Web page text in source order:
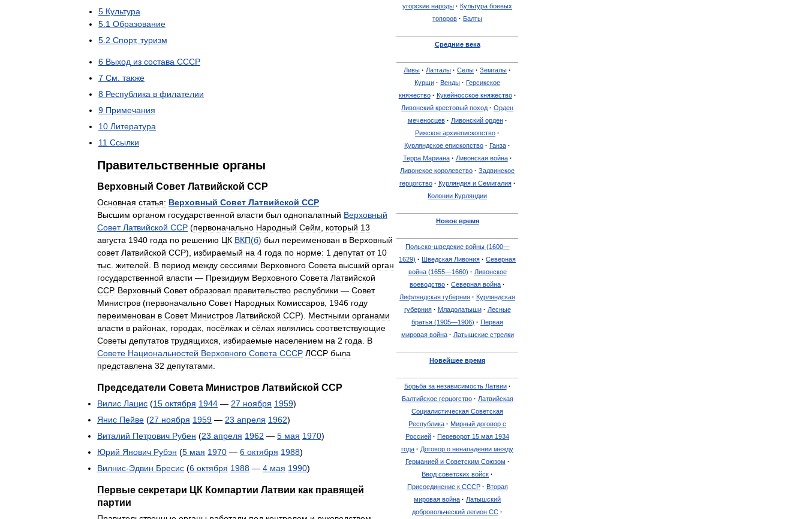
угорские народы · Культура боевых
топоров · Балты
Средние века
Ливы · Латгалы · Селы · Земгалы ·
Курши · Венды · Герсикское
княжество· Кукейносское княжество·
Ливонский крестовый поход · Орден
меченосцев· Ливонский орден·
Рижское архиепископство ·
Курляндское епископство · Ганза ·
Терра Мариана· Ливонская война·
Ливонское королевство · Задвинское
герцогство· Курляндия и Семигалия·
Колонии Курляндии
Новое время
Польско-шведские войны(1600—
1629) · Шведская Ливония · Северная
война(1655—1660) · Ливонское
воеводство · Северная война ·
Лифляндская губерния · Курляндская
губерния· Младолатыши· Лесные
братья (1905—1906) · Первая
мировая война· Латышские стрелки
Новейшее время
Борьба за независимость Латвии·
Балтийское герцогство· Латвийская
Социалистическая Советская
Республика · Мирный договор с
Россией · Переворот 15 мая 1934
года · Договор о ненападении между
Германией и Советским Союзом ·
Ввод советских войск ·
Присоединение к СССР· Вторая
мировая война · Латышский
добровольческий легион СС ·
5 Культура
5 1 Образование
5 2 Cпорт, туризм
6 Выход из состава СССР
7 См также
8 Республика в филателии
9 Примечания
10 Литература
11 Ссылки
Правительственные органы
Верховный Совет Латвийской ССР
Основная статья: Верховный Совет Латвийской ССР
Высшим органом государственной власти был однопалатный Верховный
Совет Латвийской ССР (первоначально Народный Сейм который 13
августа 1940 года по решению ЦК ВКП(б) был переименован в Верховный
совет Латвийской ССР), избираемый на 4 года по норме: 1 депутат от 10
тыс жителей В период между сессиями Верховного Совета высший орган
государственной власти — Президиум Верховного Совета Латвийской
ССР. Верховный Совет образовал правительство республики — Совет
Министров (первоначально Совет Народных Комиссаров 1946 году
переименован в Совет Министров Латвийской ССР). Местными органами
власти в районах городах посёлках и сёлах являлись соответствующие
Советы депутатов трудящихся избираемые населением на 2 года
В
Совете Национальностей Верховного Совета СССР ЛCCP была
представлена 32 депутатами
Председатели Совета Министров Латвийской ССР
Вилис Лацис (15 октября 1944 — 27 ноября 1959)
Янис Пейве (27 ноября 1959 — 23 апреля 1962)
Виталий Петрович Рубен (23 апреля 1962 — 5 мая 1970)
Юрий Янович Рубэн (5 мая 1970 — 6 октября 1988)
Вилнис-Эдвин Бресис (6 октября 1988 — 4 мая 1990)
Первые секретари ЦК Компартии Латвии как правящей
партии